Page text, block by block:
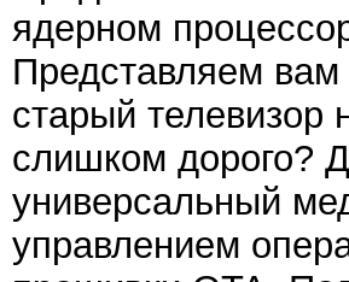
ядерном
Представляем вам
старый телевизор
слишком дорого?
универсальный
управлением